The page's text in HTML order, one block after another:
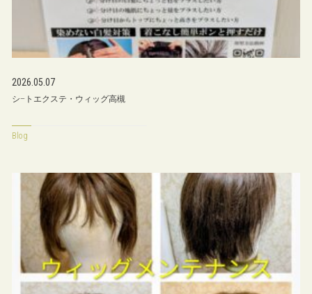
2026.05.07
シ−トエクステ・ウィッグ高槻
Blog